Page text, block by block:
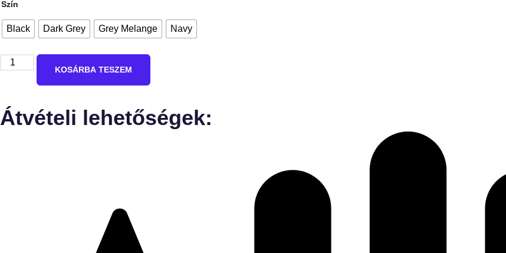
Szín
Black Dark Grey Grey Melange Navy
KOSÁRBA TESZEM
Átvételi lehetőségek: